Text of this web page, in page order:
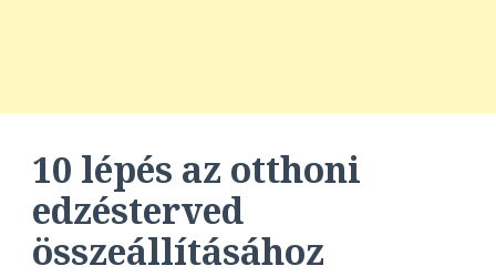
10 lépés az otthoni
edzésterved
összeállításához